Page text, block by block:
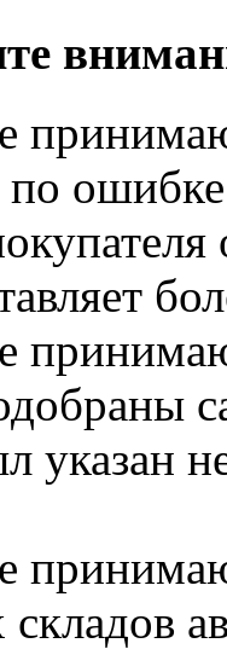
по
указан